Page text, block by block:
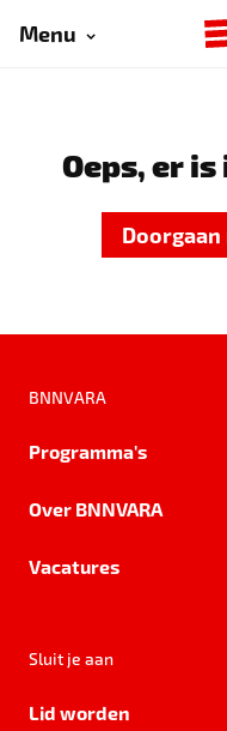
Menu
Oeps, er
Doorgaan
BNNVARA
Programma's
Over BNNVARA
Vacatures
Sluit je aan
Lid worden